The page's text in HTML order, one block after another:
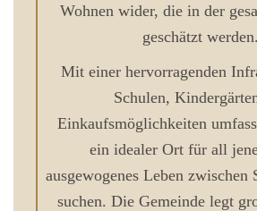
Wohnen wider, die in der
geschätzt werden.
Mit einer hervorragenden
Schulen,
Einkaufsmöglichkeiten
ein idealer Ort für all
ausgewogenes Leben zwischen
suchen. Die Gemeinde legt